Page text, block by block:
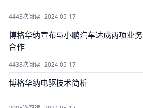
4443次阅读 2024-05-17
博格华纳宣布与小鹏汽车达成两项业务
合作
4433次阅读 2024-05-17
博格华纳电驱技术简析